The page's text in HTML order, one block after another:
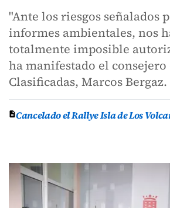
"Ante los riesgos señalados
informes ambientales, nos
totalmente imposible
ha manifestado el
Clasificadas, Marcos Bergaz.
Cancelado el Rallye Isla de Los